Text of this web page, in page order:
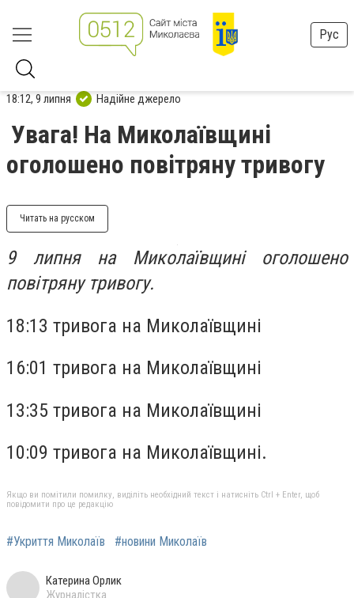
Рус
18:12, 9 липня Надійне джерело
Увага! На Миколаївщині
оголошено повітряну тривогу
Читать на русском
9 липня на Миколаївщині оголошено
повітряну тривогу.
18:13 тривога на Миколаївщині
16:01 тривога на Миколаївщині
13:35 тривога на Миколаївщині
10:09 тривога на Миколаївщині.
Якщо ви помітили помилку, виділіть необхідний текст і натисніть Ctrl + Enter, щоб
повідомити про це редакцію
#Укриття Миколаїв #новини Миколаїв
Катерина Орлик
Журналістка